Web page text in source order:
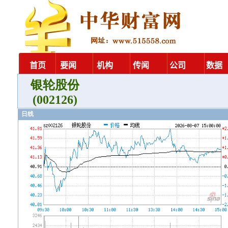
银轮股份
(002126)
日线